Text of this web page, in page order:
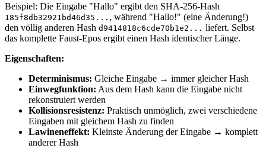
Beispiel: Die Eingabe "Hallo" ergibt den SHA-256-Hash
185f8db32921bd46d35... , während "Hallo!" (eine Änderung!)
den völlig anderen Hash d9414818c6cde70b1e2... liefert. Selbst
das komplette Faust-Epos ergibt einen Hash identischer Länge.
Eigenschaften:
Determinismus: Gleiche Eingabe → immer gleicher Hash
Einwegfunktion: Aus dem Hash kann die Eingabe nicht
rekonstruiert werden
Kollisionsresistenz: Praktisch unmöglich, zwei verschiedene
Eingaben mit gleichem Hash zu finden
Lawineneffekt: Kleinste Änderung der Eingabe → komplett
anderer Hash